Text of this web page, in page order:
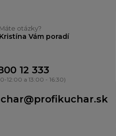
Máte otázky?
Kristína Vám poradí
12 333
12:00 a 13:00 - 16:30)